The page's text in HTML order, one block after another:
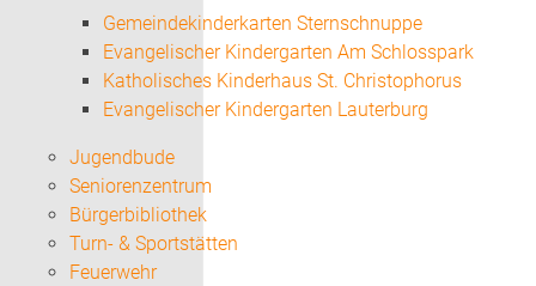
Gemeindekinderkarten Sternschnuppe
Evangelischer Kindergarten Am Schlosspark
Katholisches Kinderhaus St. Christophorus
Evangelischer Kindergarten Lauterburg
Jugendbude
Seniorenzentrum
Bürgerbibliothek
Turn- & Sportstätten
Feuerwehr